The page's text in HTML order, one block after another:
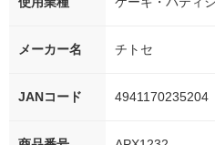
メーカー名 チトセ
JANコード 4941170235204